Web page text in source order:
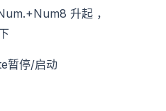
升起 ，
暂停/启动